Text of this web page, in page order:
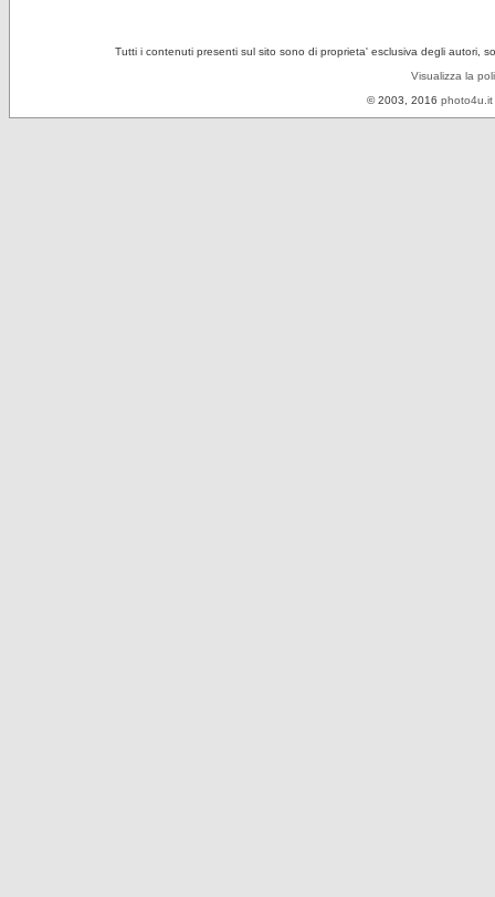
Tutti i contenuti presenti sul sito sono di proprieta' esclusiva degli autori,
Visualizza la
© 2003, 2016 photo4u.it